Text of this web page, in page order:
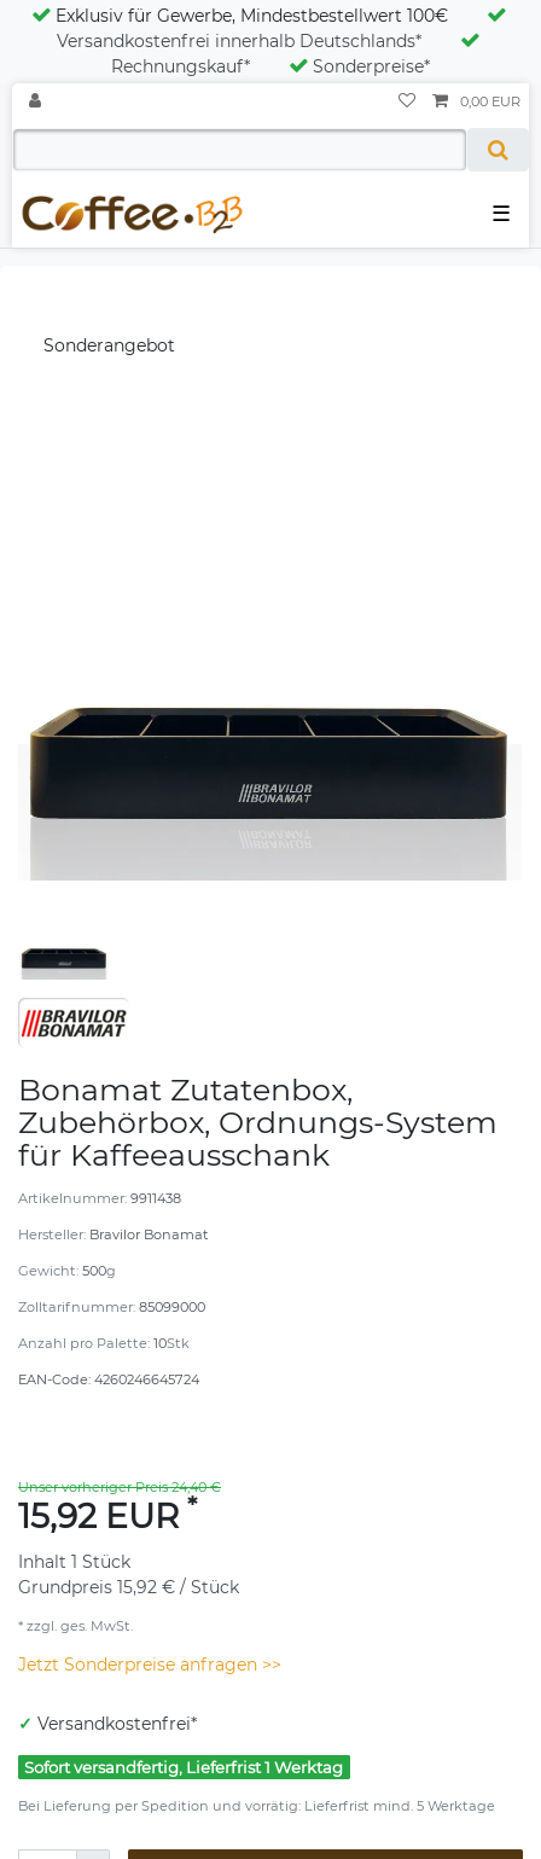
Exklusiv für Gewerbe, Mindestbestellwert 100€
Versandkostenfrei innerhalb Deutschlands*
Rechnungskauf*
Sonderpreise*
☰
0,00 EUR
Sonderangebot
Bonamat Zutatenbox,
Zubehörbox, Ordnungs-System
für Kaffeeausschank
Artikelnummer: 9911438
Hersteller: Bravilor Bonamat
Gewicht: 500g
Zolltarifnummer: 85099000
Anzahl pro Palette: 10Stk
EAN-Code: 4260246645724
Unser vorheriger Preis 24,40 €
15,92 EUR *
Inhalt 1 Stück
Grundpreis 15,92 € / Stück
* zzgl. ges. MwSt.
Jetzt Sonderpreise anfragen >>
✓ Versandkostenfrei*
Sofort versandfertig, Lieferfrist 1 Werktag
Bei Lieferung per Spedition und vorrätig: Lieferfrist mind. 5 Werktage